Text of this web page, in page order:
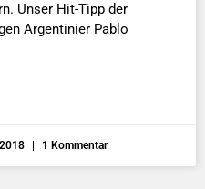
Unser Hit-Tipp der
Argentinier Pablo
1 Kommentar